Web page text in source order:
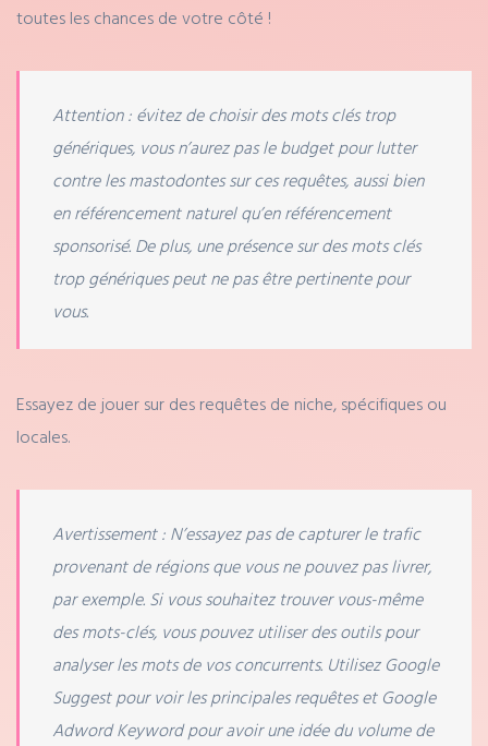
toutes les chances de votre côté !
Attention : évitez de choisir des mots clés trop
génériques, vous n’aurez pas le budget pour lutter
contre les mastodontes sur ces requêtes, aussi bien
en référencement naturel qu’en référencement
sponsorisé. De plus, une présence sur des mots clés
trop génériques peut ne pas être pertinente pour
vous.
Essayez de jouer sur des requêtes de niche, spécifiques ou
locales.
Avertissement : N’essayez pas de capturer le trafic
provenant de régions que vous ne pouvez pas livrer,
par exemple. Si vous souhaitez trouver vous-même
des mots-clés, vous pouvez utiliser des outils pour
analyser les mots de vos concurrents. Utilisez Google
Suggest pour voir les principales requêtes et Google
Adword Keyword pour avoir une idée du volume de